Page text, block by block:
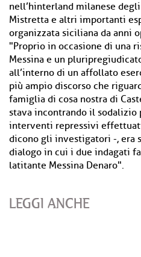
nell’hinterland milanese
Mistretta e altri importanti
organizzata siciliana da anni
"Proprio in occasione di una
Messina e un
all’interno di un affollato
più ampio discorso che
famiglia di cosa nostra di
stava incontrando il sodalizio
interventi repressivi
dicono gli investigatori -, era
dialogo in cui i due indagati
latitante Messina Denaro".
LEGGI ANCHE